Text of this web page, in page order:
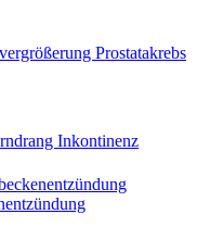
Prostatakrebs
Inkontinenz